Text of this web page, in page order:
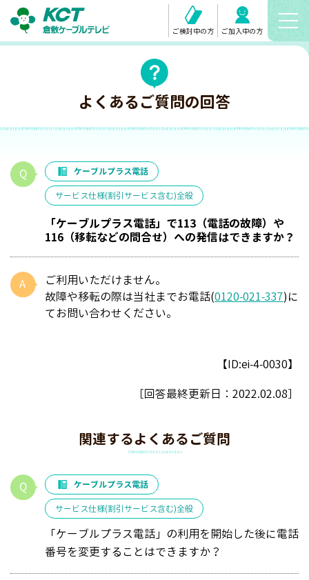
ご検討中の方 ご加入中の方
よくあるご質問の回答
ケーブルプラス電話
サービス仕様(割引サービス含む)全般
「ケーブルプラス電話」で113（電話の故障）や
116（移転などの問合せ）への発信はできますか？
ご利用いただけません。
故障や移転の際は当社までお電話(0120-021-337)に
てお問い合わせください。
【ID:ei-4-0030】
［回答最終更新日： 2022.02.08］
関連するよくあるご質問
ケーブルプラス電話
サービス仕様(割引サービス含む)全般
「ケーブルプラス電話」の利用を開始した後に電話
番号を変更することはできますか？